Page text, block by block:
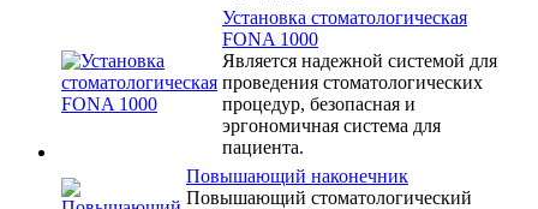
Установка стоматологическая
FONA 1000
Является надежной системой для
проведения стоматологических
процедур, безопасная и
эргономичная система для
пациента.
Повышающий наконечник
Повышающий стоматологический